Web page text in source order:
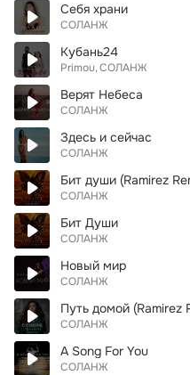
Себя храни
СОЛАНЖ
Кубань24
Primou СОЛАНЖ
Верят Небеса
СОЛАНЖ
Здесь и сейчас
СОЛАНЖ
Бит души (Ramirez
СОЛАНЖ
Бит Души
СОЛАНЖ
Новый мир
СОЛАНЖ
Путь домой (Ramirez
СОЛАНЖ
A Song For You
СОЛАНЖ